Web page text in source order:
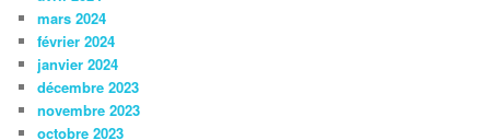
mars 2024
février 2024
janvier 2024
décembre 2023
novembre 2023
octobre 2023